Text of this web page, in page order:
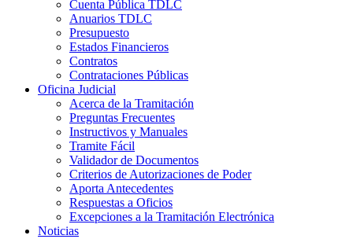
Cuenta Pública TDLC
Anuarios TDLC
Presupuesto
Estados Financieros
Contratos
Contrataciones Públicas
Oficina Judicial
Acerca de la Tramitación
Preguntas Frecuentes
Instructivos y Manuales
Tramite Fácil
Validador de Documentos
Criterios de Autorizaciones de Poder
Aporta Antecedentes
Respuestas a Oficios
Excepciones a la Tramitación Electrónica
Noticias